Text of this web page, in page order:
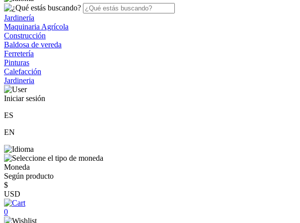
Jardinería
Maquinaria Agrícola
Construcción
Baldosa de vereda
Ferretería
Pinturas
Calefacción
Jardineria
Iniciar sesión
ES
EN
Moneda
Según producto
$
USD
0